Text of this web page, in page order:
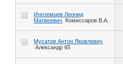
Иноземцев Леонид
Матвеевич
Комиссаров В.А.
Мусатов Антон Яковлевич
Александр 65